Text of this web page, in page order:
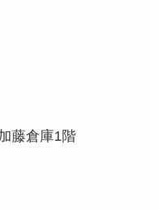
藤倉庫1階